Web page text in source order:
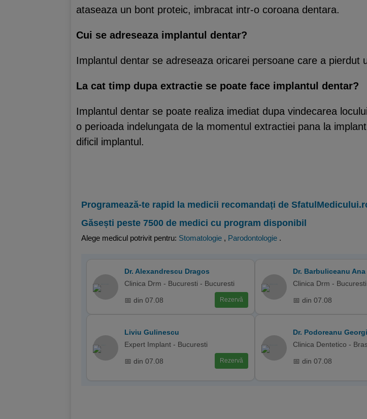
ataseaza un bont proteic, imbracat intr-o coroana dentara.
Cui se adreseaza implantul dentar?
Implantul dentar se adreseaza oricarei persoane care a pierdut
La cat timp dupa extractie se poate face implantul dentar?
Implantul dentar se poate realiza imediat dupa vindecarea
o perioada indelungata de la momentul extractiei pana la
dificil implantul.
Programează-te rapid la medicii recomandați de
Găsești peste 7500 de medici cu program disponibil
Alege medicul potrivit pentru: Stomatologie , Parodontologie .
Dr. Alexandrescu Dragos
Clinica Drm - Bucuresti - Bucuresti
📅 din 07.08 Rezervă
Dr. Barbuliceanu Ana
Clinica Drm -
📅 din 07.08
Liviu Gulinescu
Expert Implant - Bucuresti
📅 din 07.08 Rezervă
Dr. Podoreanu
Clinica Dentetico -
📅 din 07.08